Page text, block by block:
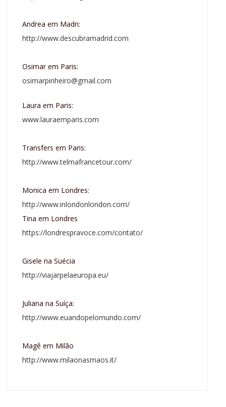
Andrea em Madri:
http://www.descubramadrid.com
Osimar em Paris:
osimarpinheiro@gmail.com
Laura em Paris:
www.lauraemparis.com
Transfers em Paris:
http://www.telmafrancetour.com/
Monica em Londres:
http://www.inlondonlondon.com/
Tina em Londres
https://londrespravoce.com/contato/
Gisele na Suécia
http://viajarpelaeuropa.eu/
Juliana na Suíça:
http://www.euandopelomundo.com/
Magê em Milão
http://www.milaonasmaos.it/